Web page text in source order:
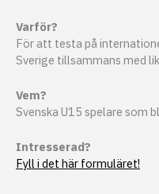
Varför?
För att testa på
Sverige tillsammans med
Vem?
Svenska U15 spelare som
Intresserad?
Fyll i det här formuläret!